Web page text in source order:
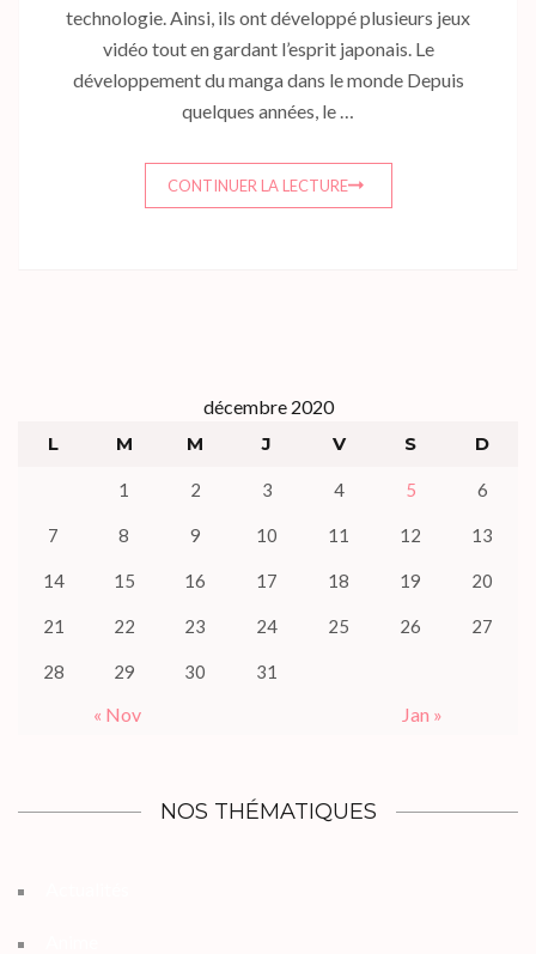
technologie. Ainsi, ils ont développé plusieurs jeux
vidéo tout en gardant l’esprit japonais. Le
développement du manga dans le monde Depuis
quelques années, le …
CONTINUER LA LECTURE
décembre 2020
L
M M J V S D
1 2 3 4 5 6
7 8 9 10 11 12 13
14 15 16 17 18 19 20
21 22 23 24 25 26 27
28 29 30 31
« Nov Jan »
NOS THÉMATIQUES